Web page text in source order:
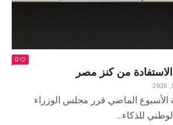
0
من كنز مصر
الماضي قرر مجلس الوزراء
للذكاء...